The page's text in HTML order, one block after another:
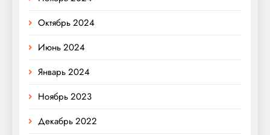
Октябрь 2024
Июнь 2024
Январь 2024
Ноябрь 2023
Декабрь 2022